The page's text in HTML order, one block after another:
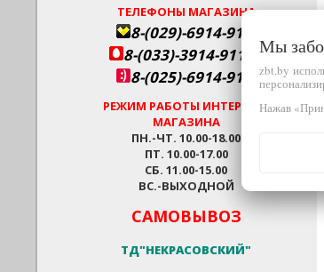
ТЕЛЕФОНЫ МАГАЗИНА
8-(029)-6914-911
8-(033)-3914-911
8-(025)-6914-911
РЕЖИМ РАБОТЫ ИНТЕРНЕТ-
МАГАЗИНА
ПН.-ЧТ. 10.00-18.00
ПТ. 10.00-17.00
СБ. 11.00-15.00
ВС.-ВЫХОДНОЙ
САМОВЫВОЗ
ТД"НЕКРАСОВСКИЙ"
Мы
zbt.by
Нажав